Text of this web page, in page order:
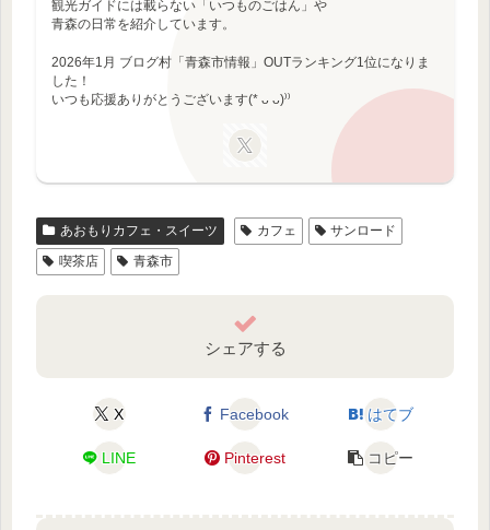
観光ガイドには載らない「いつものごはん」や
青森の日常を紹介しています。
2026年1月 ブログ村「青森市情報」OUTランキング1位になりま
した！
いつも応援ありがとうございます(* ᴗ ᴗ)⁾⁾
あおもりカフェ・スイーツ カフェ
サンロード
喫茶店
青森市
シェアする
X Facebook はてブ
LINE Pinterest コピー